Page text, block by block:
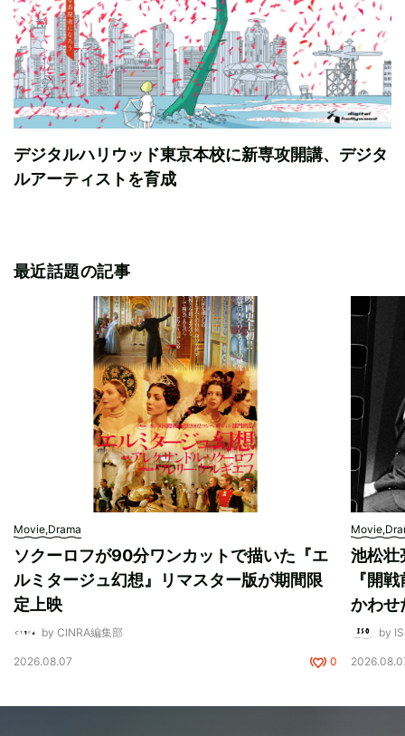
デジタルハリウッド東京本校に新専攻開講、デジタ
ルアーティストを育成
最近話題の記事
Movie,Drama
ソクーロフが90分ワンカットで描いた『エ
ルミタージュ幻想』リマスター版が期間限
定上映
by CINRA編集部
2026.08.07 0
池松壮
『開
かわせ
by